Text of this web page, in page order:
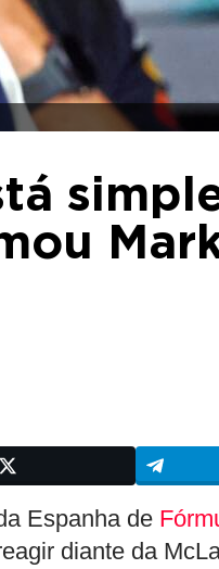
Espanha de
diante da